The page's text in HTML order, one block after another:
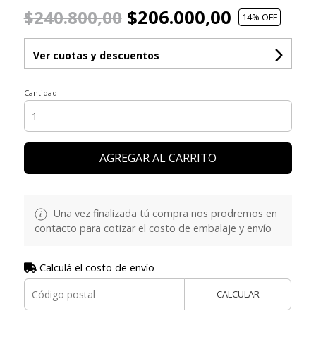
$240.800,00$206.000,00 14% OFF
Ver cuotas y descuentos
Cantidad
AGREGAR AL CARRITO
Una vez finalizada tú compra nos prodremos en
contacto para cotizar el costo de embalaje y envío
Calculá el costo de envío
CALCULAR